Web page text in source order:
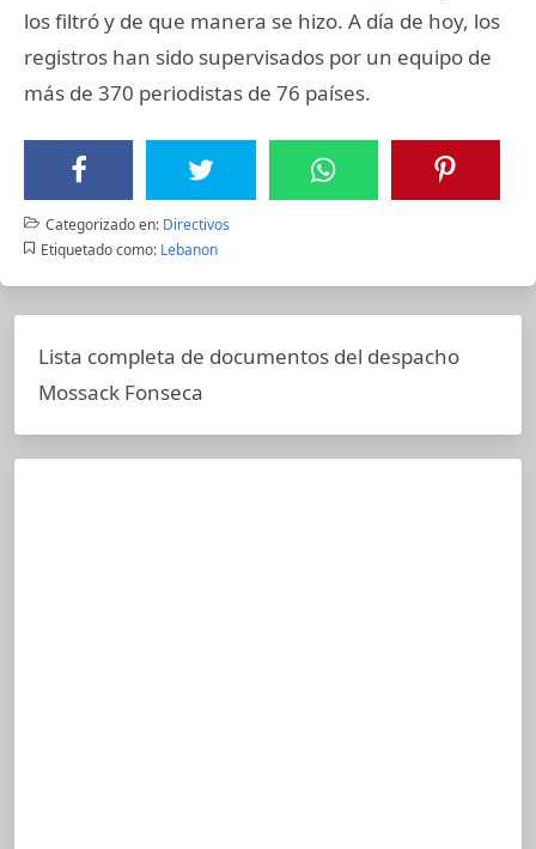
los filtró y de que manera se hizo. A día de hoy, los
registros han sido supervisados por un equipo de
más de 370 periodistas de 76 países.
Categorizado en: Directivos
Etiquetado como: Lebanon
Lista completa de documentos del despacho
Mossack Fonseca